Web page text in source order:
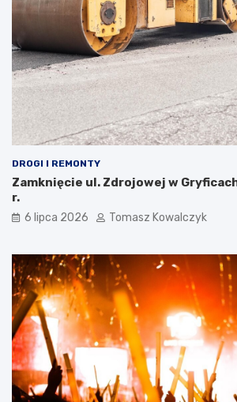
DROGI I REMONTY
Zamknięcie ul. Zdrojowej w
r.
6 lipca 2026 Tomasz Kowalczyk